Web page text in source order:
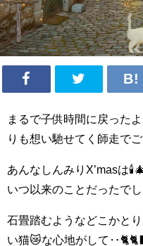
まるで子供時間に戻った
りも想い馳せてく師走で
あんなしんみりX’masは
いつ以来のことだったで
石畳踏むようなどこかと
い猫😿な心地がして